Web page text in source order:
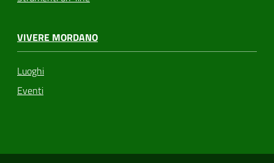
VIVERE MORDANO
Luoghi
Eventi